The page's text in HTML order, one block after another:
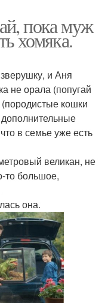
пока муж
хомяка.
и Аня
не орала (попугай
кошки
в семье уже есть
великан, не
то большое,
она.